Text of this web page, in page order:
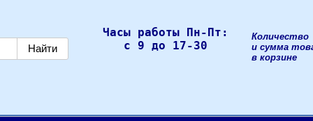
Часы работы Пн-Пт:
с 9 до 17-30
Количество
и сумма
в корзине